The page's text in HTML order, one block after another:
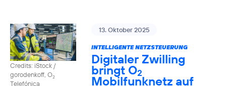
Credits: iStock /
gorodenkoff, O2
Telefónica
13. Oktober 2025
INTELLIGENTE NETZSTEUERUNG
Digitaler Zwilling
bringt O2
Mobilfunknetz auf